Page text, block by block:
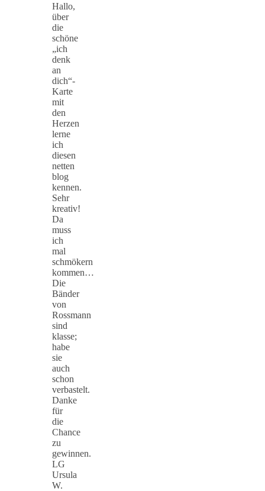
Hallo,
über
die
schöne
„ich
denk
an
dich“-
Karte
mit
den
Herzen
lerne
ich
diesen
netten
blog
kennen.
Sehr
kreativ!
Da
muss
ich
mal
schmökern
kommen…
Die
Bänder
von
Rossmann
sind
klasse;
habe
sie
auch
schon
verbastelt.
Danke
für
die
Chance
zu
gewinnen.
LG
Ursula
W.